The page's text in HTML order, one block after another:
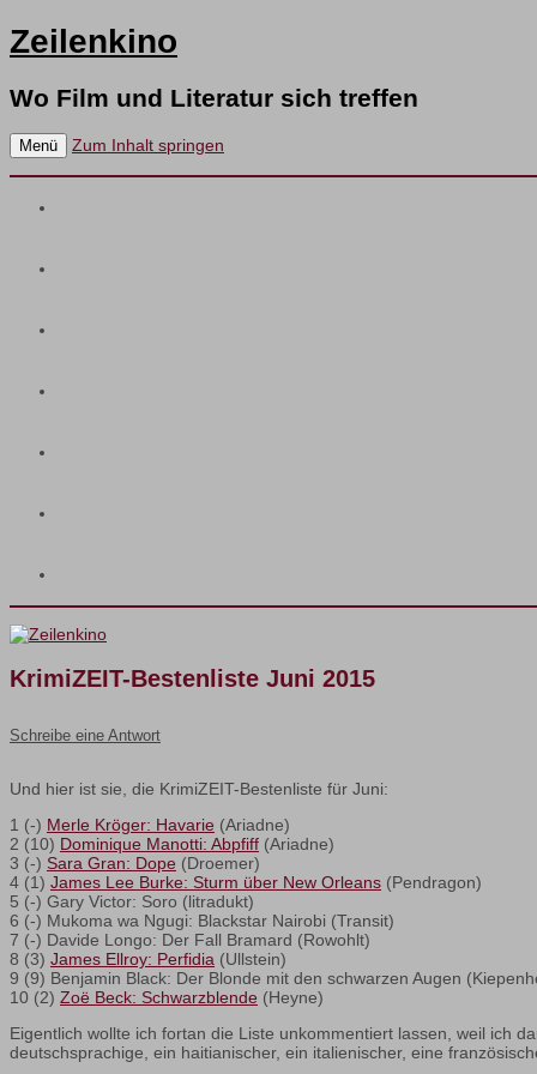
Zeilenkino
Wo Film und Literatur sich treffen
Menü Zum Inhalt springen
KrimiZEIT-Bestenliste Juni 2015
Schreibe eine Antwort
Und hier ist sie, die KrimiZEIT-Bestenliste für Juni:
1 (-) Merle Kröger: Havarie (Ariadne)
2 (10) Dominique Manotti: Abpfiff (Ariadne)
3 (-) Sara Gran: Dope (Droemer)
4 (1) James Lee Burke: Sturm über New Orleans (Pendragon)
5 (-) Gary Victor: Soro (litradukt)
6 (-) Mukoma wa Ngugi: Blackstar Nairobi (Transit)
7 (-) Davide Longo: Der Fall Bramard (Rowohlt)
8 (3) James Ellroy: Perfidia (Ullstein)
9 (9) Benjamin Black: Der Blonde mit den schwarzen Augen
10 (2) Zoë Beck: Schwarzblende (Heyne)
Eigentlich wollte ich fortan die Liste unkommentiert lassen, weil ich
deutschsprachige, ein haitianischer, ein italienischer, eine